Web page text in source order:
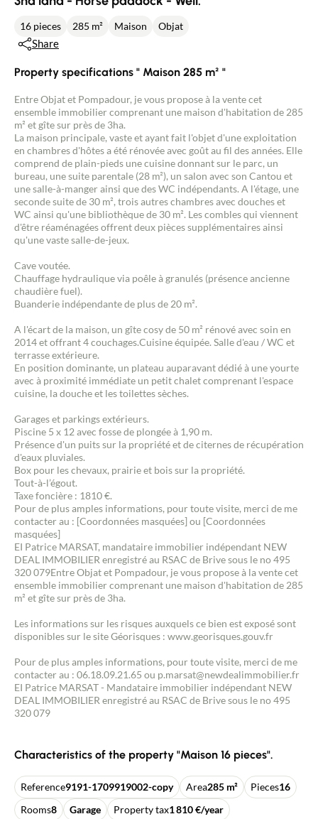
16 pieces 285 m² Maison Objat
Share
Property specifications " Maison 285 m² "
Entre Objat et Pompadour, je vous propose à la vente cet
ensemble immobilier comprenant une maison d'habitation de 285
m² et gîte sur près de 3ha.
La maison principale, vaste et ayant fait l'objet d'une exploitation
en chambres d'hôtes a été rénovée avec goût au fil des années. Elle
comprend de plain-pieds une cuisine donnant sur le parc, un
bureau, une suite parentale (28 m²), un salon avec son Cantou et
une salle-à-manger ainsi que des WC indépendants. A l'étage, une
seconde suite de 30 m², trois autres chambres avec douches et
WC ainsi qu'une bibliothèque de 30 m². Les combles qui viennent
d'être réaménagées offrent deux pièces supplémentaires ainsi
qu'une vaste salle-de-jeux.
Cave voutée.
Chauffage hydraulique via poêle à granulés (présence ancienne
chaudière fuel).
Buanderie indépendante de plus de 20 m².
A l'écart de la maison, un gîte cosy de 50 m² rénové avec soin en
2014 et offrant 4 couchages.Cuisine équipée. Salle d'eau / WC et
terrasse extérieure.
En position dominante, un plateau auparavant dédié à une yourte
avec à proximité immédiate un petit chalet comprenant l'espace
cuisine, la douche et les toilettes sèches.
Garages et parkings extérieurs.
Piscine 5 x 12 avec fosse de plongée à 1,90 m.
Présence d'un puits sur la propriété et de citernes de récupération
d'eaux pluviales.
Box pour les chevaux, prairie et bois sur la propriété.
Tout-à-l’égout.
Taxe foncière : 1810 €.
Pour de plus amples informations, pour toute visite, merci de me
contacter au : [Coordonnées masquées] ou [Coordonnées
masquées]
EI Patrice MARSAT, mandataire immobilier indépendant NEW
DEAL IMMOBILIER enregistré au RSAC de Brive sous le no 495
320 079Entre Objat et Pompadour, je vous propose à la vente cet
ensemble immobilier comprenant une maison d'habitation de 285
m² et gîte sur près de 3ha.
Les informations sur les risques auxquels ce bien est exposé sont
disponibles sur le site Géorisques : www.georisques.gouv.fr
Pour de plus amples informations, pour toute visite, merci de me
contacter au : 06.18.09.21.65 ou p.marsat@newdealimmobilier.fr
EI Patrice MARSAT - Mandataire immobilier indépendant NEW
DEAL IMMOBILIER enregistré au RSAC de Brive sous le no 495
320 079
Characteristics of the property "Maison 16 pieces".
Reference9191-1709919002-copy Area285 m² Pieces16
Rooms8 Garage Property tax1 810 €/year